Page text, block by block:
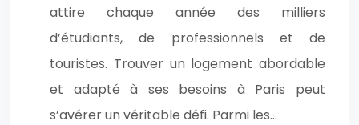
attire chaque année des milliers
d’étudiants, de professionnels et de
touristes. Trouver un logement abordable
et adapté à ses besoins à Paris peut
s’avérer un véritable défi. Parmi les…